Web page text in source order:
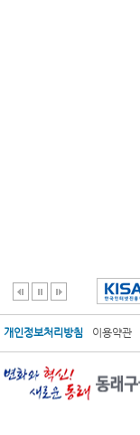
개인정보처리방침 이용약관